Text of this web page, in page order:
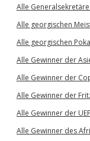
Alle
Alle georgischen
Alle georgischen
Alle Gewinner der
Alle Gewinner der
Alle Gewinner der
Alle Gewinner der
Alle Gewinner des